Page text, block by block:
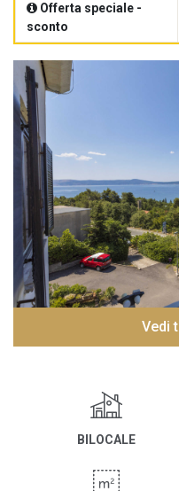
Offerta speciale -
sconto
Vedi
BILOCALE